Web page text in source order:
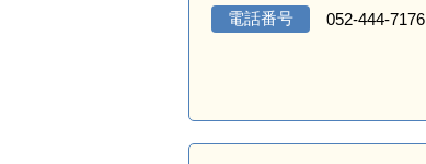
電話番号 052-444-7176